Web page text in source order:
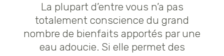
La plupart d’entre vous n’a pas
totalement conscience du grand
nombre de bienfaits apportés par une
eau adoucie. Si elle permet des